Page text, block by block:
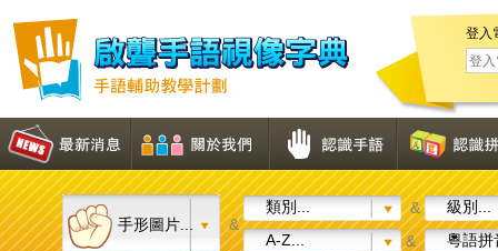
登入
手形圖片... &
類別... &
級別...
A-Z...
& 粵語拼